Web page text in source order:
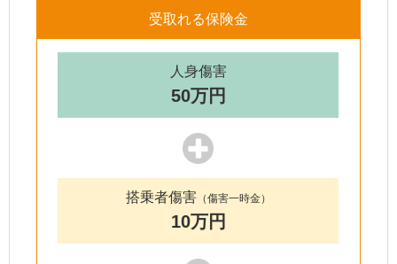
受取れる保険金
人身傷害
50万円
搭乗者傷害（傷害一時金）
10万円